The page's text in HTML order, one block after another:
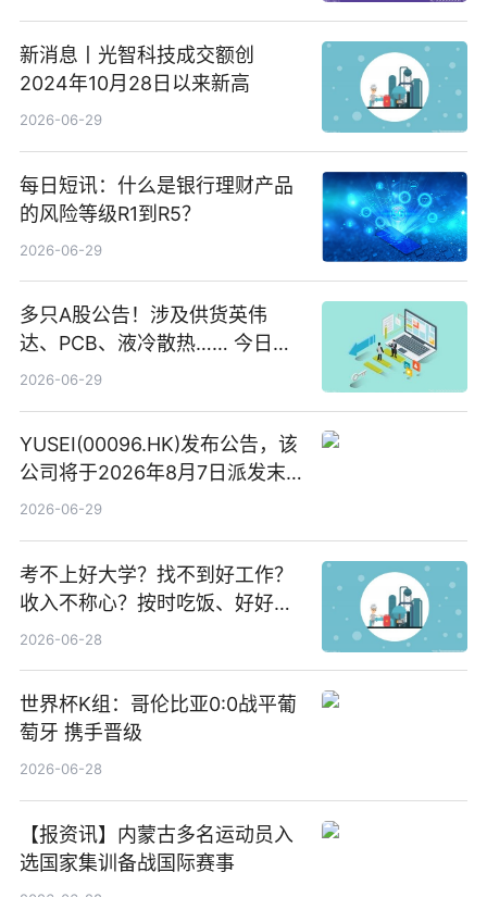
新消息丨光智科技成交额创
2024年10月28日以来新高
2026-06-29
每日短讯：什么是银行理财产品
的风险等级R1到R5？
2026-06-29
多只A股公告！涉及供货英伟
达、PCB、液冷散热…… 今日快
讯
2026-06-29
YUSEI(00096.HK)发布公告，该
公司将于2026年8月7日派发末
期股息每股人民币0.013元 每日
2026-06-29
考不上好大学？找不到好工作？
收入不称心？按时吃饭、好好睡
觉
2026-06-28
世界杯K组：哥伦比亚0:0战平葡
萄牙 携手晋级
2026-06-28
【报资讯】内蒙古多名运动员入
选国家集训备战国际赛事